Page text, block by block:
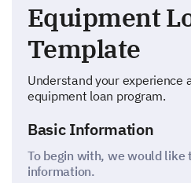
Equipment
Template
Understand your experience
equipment loan program.
Basic Information
To begin with, we would like
information.